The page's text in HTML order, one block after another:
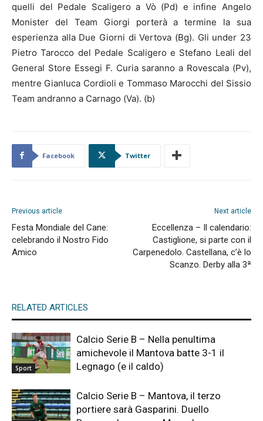
quelli del Pedale Scaligero a Vò (Pd) e infine Angelo
Monister del Team Giorgi porterà a termine la sua
esperienza alla Due Giorni di Vertova (Bg). Gli under 23
Pietro Tarocco del Pedale Scaligero e Stefano Leali del
General Store Essegi F. Curia saranno a Rovescala (Pv),
mentre Gianluca Cordioli e Tommaso Marocchi del Sissio
Team andranno a Carnago (Va). (b)
Facebook Twitter
Previous article
Festa Mondiale del Cane:
celebrando il Nostro Fido
Amico
Next article
Eccellenza – Il calendario:
Castiglione, si parte con il
Carpenedolo. Castellana, c’è lo
Scanzo. Derby alla 3ª
RELATED ARTICLES
Sport
Calcio Serie B – Nella penultima
amichevole il Mantova batte 3-1 il
Legnago (e il caldo)
Calcio Serie B – Mantova, il terzo
portiere sarà Gasparini. Duello